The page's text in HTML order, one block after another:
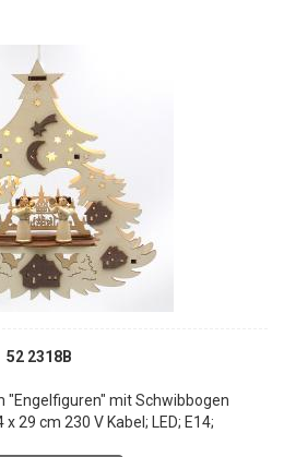
52 2318B
"Engelfiguren" mit Schwibbogen
29 cm 230 V Kabel; LED; E14;